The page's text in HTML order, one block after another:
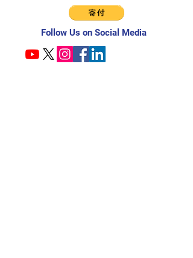
Follow Us on Social Media